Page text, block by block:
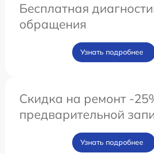
Бесплатная
обращения
Узнать подробнее
Скидка на ремонт -
предварительной
Узнать подробнее